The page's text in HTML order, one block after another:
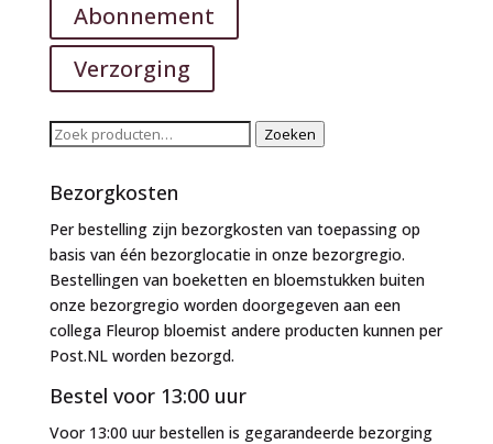
Abonnement
Verzorging
Zoeken
Zoeken
Bezorgkosten
Per bestelling zijn bezorgkosten van toepassing op
basis van één bezorglocatie in onze bezorgregio.
Bestellingen van boeketten en bloemstukken buiten
onze bezorgregio worden doorgegeven aan een
collega Fleurop bloemist andere producten kunnen per
Post.NL worden bezorgd.
Bestel voor 13:00 uur
Voor 13:00 uur bestellen is gegarandeerde bezorging